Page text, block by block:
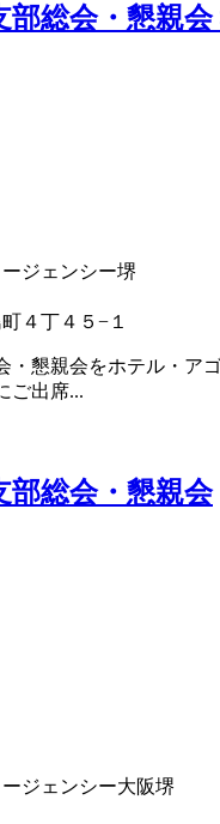
部総会・懇親会
ジェンシー堺
４丁４５−１
・懇親会をホテル・ア
ご出席...
部総会・懇親会
ジェンシー大阪堺